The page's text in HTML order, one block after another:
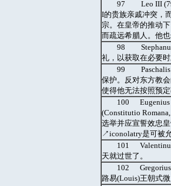
97 Leo III
I的贵族亲戚冲突，
宗。在皇帝的推动
而疏远希腊人。他
98 Stephanus
礼，以获取在必要
99 Paschalis I
保护。反对东方教
使得他无法按照预定
100 Eugenius
(Constitutio
选举并应宣誓效忠
↗iconolatry是可被允
101
天就过世了。
102 Gregorius
路易(Louis)王朝式